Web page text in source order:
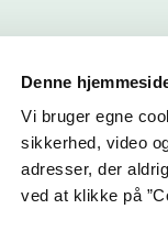
Denne
Vi bruger egne
sikkerhed, video
adresser, der
ved at klikke på